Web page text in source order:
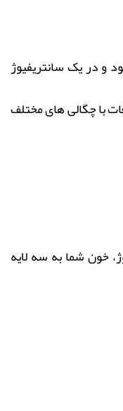
و در یک سانتریفیوژ
با چگالی های مختلف
خون شما به سه لایه